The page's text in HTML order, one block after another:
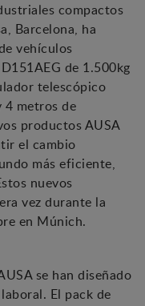
compactos
Barcelona, ha
vehículos
de 1.500kg
telescópico
4 metros de
productos AUSA
el cambio
más eficiente,
nuevos
vez durante la
en Múnich.
se han diseñado
El pack de